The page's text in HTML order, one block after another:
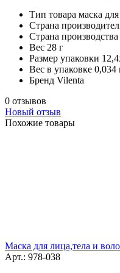
Тип товара маска
Страна
Страна производства
Вес 28 г
Размер упаковки
Вес в упаковке 0,034
Бренд Vilenta
0 отзывов
Новый отзыв
Похожие товары
Маска для лица,тела и
Арт.: 978-038